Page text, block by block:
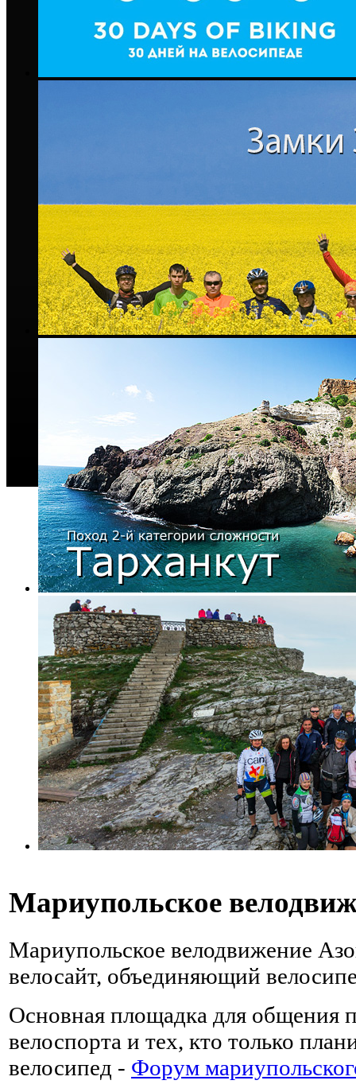
Мариупольское
Мариупольское велодвижение
велосайт, объединяющий
Основная площадка для общения
велоспорта и тех, кто только
велосипед - Форум